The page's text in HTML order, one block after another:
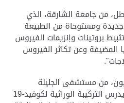
من جامعة الشارقة، الذي
ومستوحاة من الطبيعة
خلال تثبيط بروتينات وإنزيمات الفيروس
المضيفة وعن تكاثر الفيروس
من مستشفى الجليلة
التخصصي للأطفال، الذي يدرس التركيبة الوراثية لكوفيد-19